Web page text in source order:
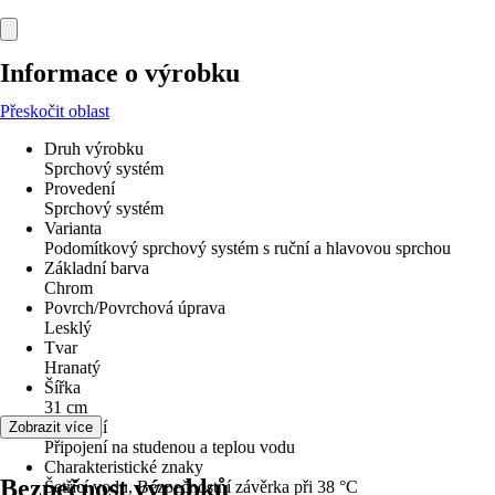
Informace o výrobku
Přeskočit oblast
Druh výrobku
Sprchový systém
Provedení
Sprchový systém
Varianta
Podomítkový sprchový systém s ruční a hlavovou sprchou
Základní barva
Chrom
Povrch/Povrchová úprava
Lesklý
Tvar
Hranatý
Šířka
31 cm
Připojení
Připojení na studenou a teplou vodu
Charakteristické znaky
Šetřící vodu, Bezpečnostní závěrka při 38 °C
Zobrazit více
Bezpečnost výrobků